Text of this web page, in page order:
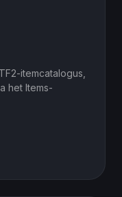
itemcatalogus,
het Items-